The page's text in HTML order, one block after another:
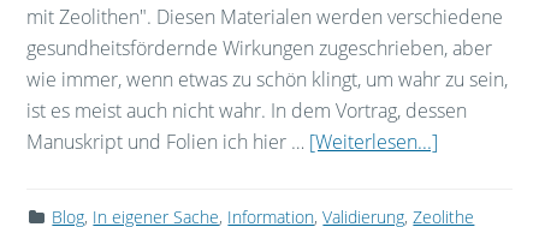
mit Zeolithen". Diesen Materialen werden verschiedene
gesundheitsfördernde Wirkungen zugeschrieben, aber
wie immer, wenn etwas zu schön klingt, um wahr zu sein,
ist es meist auch nicht wahr. In dem Vortrag, dessen
Manuskript und Folien ich hier … [Weiterlesen...]
Blog, In eigener Sache, Information,Validierung,Zeolithe